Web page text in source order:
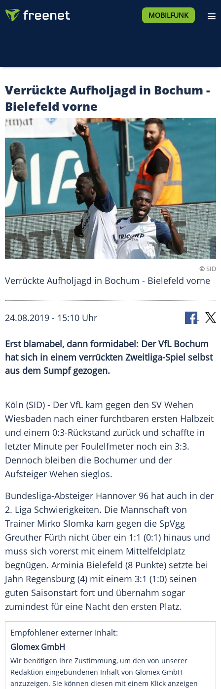
MOBILFUNK
Verrückte Aufholjagd in Bochum -
Bielefeld vorne
©SID
Verrückte Aufholjagd in Bochum - Bielefeld vorne
24.08.2019 - 15:10 Uhr
Erst blamabel, dann formidabel: Der VfL Bochum
hat sich in einem verrückten Zweitliga-Spiel selbst
aus dem Sumpf gezogen.
Köln (SID) - Der VfL kam gegen den SV Wehen
Wiesbaden nach einer furchtbaren ersten Halbzeit
und einem 0:3-Rückstand zurück und schaffte in
letzter Minute per Foulelfmeter noch ein 3:3.
Dennoch bleiben die Bochumer und der
Aufsteiger Wehen sieglos.
Bundesliga-Absteiger Hannover 96 hat auch in der
2. Liga Schwierigkeiten. Die Mannschaft von
Trainer Mirko Slomka kam gegen die SpVgg
Greuther Fürth nicht über ein 1:1 (0:1) hinaus und
muss sich vorerst mit einem Mittelfeldplatz
begnügen. Arminia Bielefeld (8 Punkte) setzte bei
Jahn Regensburg (4) mit einem 3:1 (1:0) seinen
guten Saisonstart fort und übernahm sogar
zumindest für eine Nacht den ersten Platz.
Empfohlener externer Inhalt:
Glomex GmbH
Wir benötigen Ihre Zustimmung, um den von unserer
Redaktion eingebundenen Inhalt von Glomex GmbH
anzuzeigen. Sie können diesen mit einem Klick anzeigen